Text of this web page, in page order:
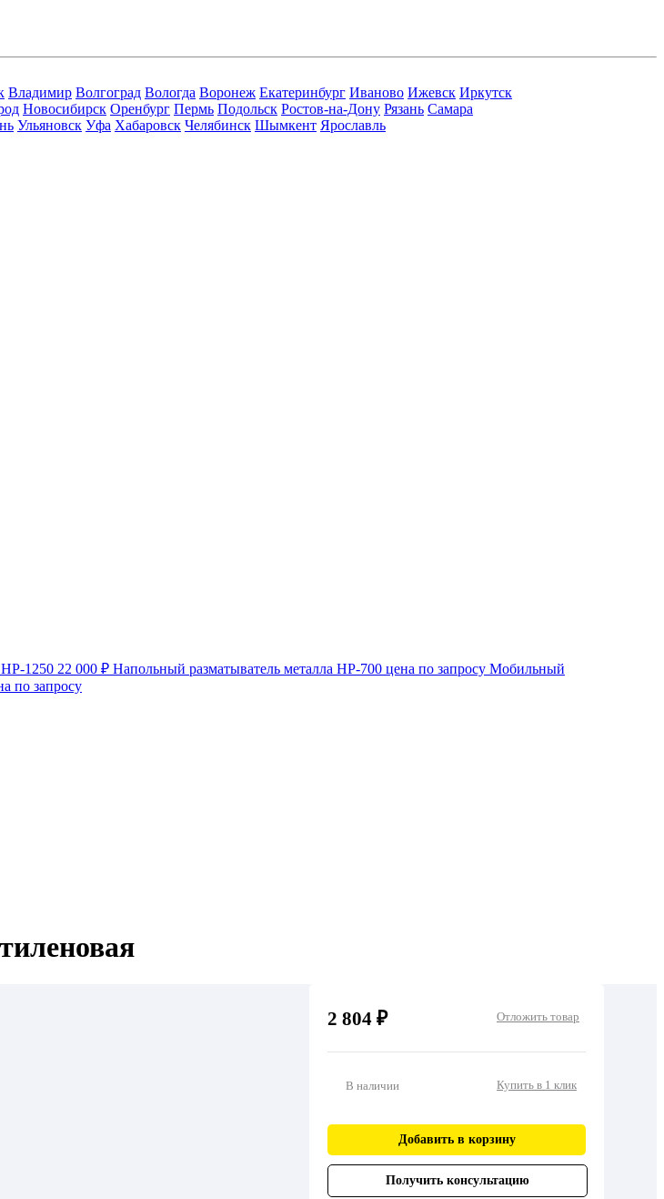
Владимир Волгоград Вологда Воронеж Екатеринбург Иваново Ижевск Иркутск
Новосибирск Оренбург Пермь Подольск Ростов-на-Дону Рязань Самара
Ульяновск Уфа Хабаровск Челябинск Шымкент Ярославль
1250 22 000 ₽ Напольный разматыватель металла HP-700 цена по запросу Мобильный
по запросу
2 804 ₽ Отложить товар
В наличии Купить в 1 клик
Добавить в корзину
Получить консультацию